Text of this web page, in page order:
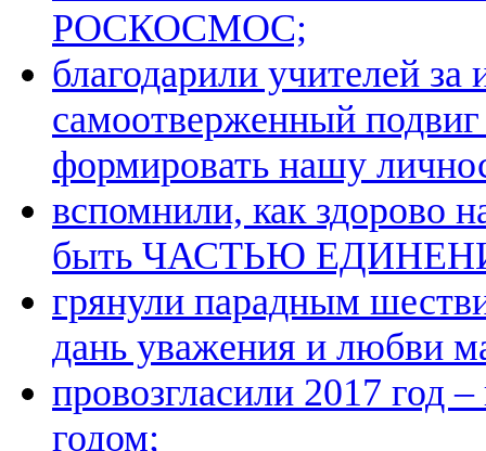
РОСКОСМОС;
благодарили учителей за
самоотверженный
формировать нашу
вспомнили, как здорово
быть ЧАСТЬЮ
грянули парадным
дань уважения и любви
провозгласили 2017 год
годом;